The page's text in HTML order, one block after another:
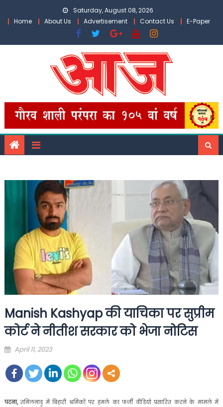
Saturday, August 08, 2026
Home
About Us Advertisement Contact Us E-Paper
Manish Kashyap की याचिका पर सुप्रीम
कोर्ट ने नीतीश सरकार को भेजा नोटिस
Posted
April 11, 2023
पटना,तमिलनाडु में बिहारी श्रमिकों पर हमले का फर्जी वीडियो प्रसारित करने के मामले में